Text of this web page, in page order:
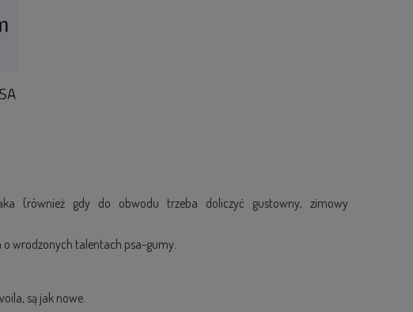
(również gdy do obwodu trzeba doliczyć gustowny, zimowy
o wrodzonych talentach psa-gumy.
są jak nowe.